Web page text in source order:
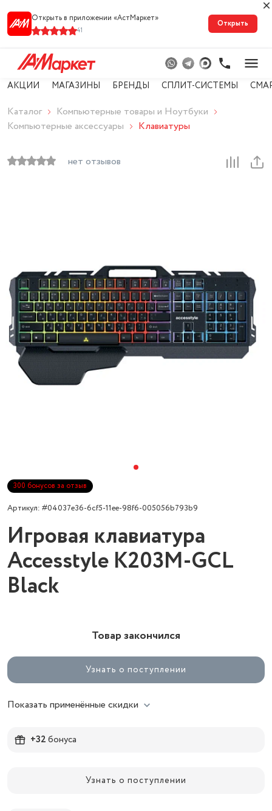
Открыть в приложении «АстМарке‪т‬»
41
Открыть
АКЦИИ МАГАЗИНЫ БРЕНДЫ СПЛИТ-СИСТЕМЫ
Каталог
Компьютерные товары и Ноутбуки
Компьютерные аксессуары
Клавиатуры
нет отзывов
300 бонусов за отзыв
Артикул: #04037e36-6cf5-11ee-98f6-005056b793b9
Игровая клавиатура
Accesstyle K203M-GCL
Black
Товар закончился
Узнать о поступлении
Показать применённые скидки
+32бонуса
Узнать о поступлении